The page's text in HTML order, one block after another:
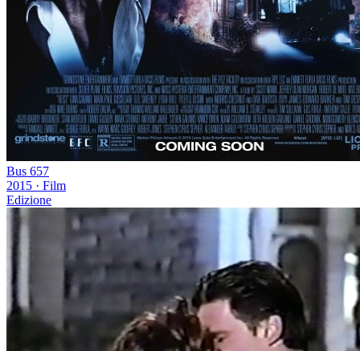
Bus 657
2015 · Film
Edizione